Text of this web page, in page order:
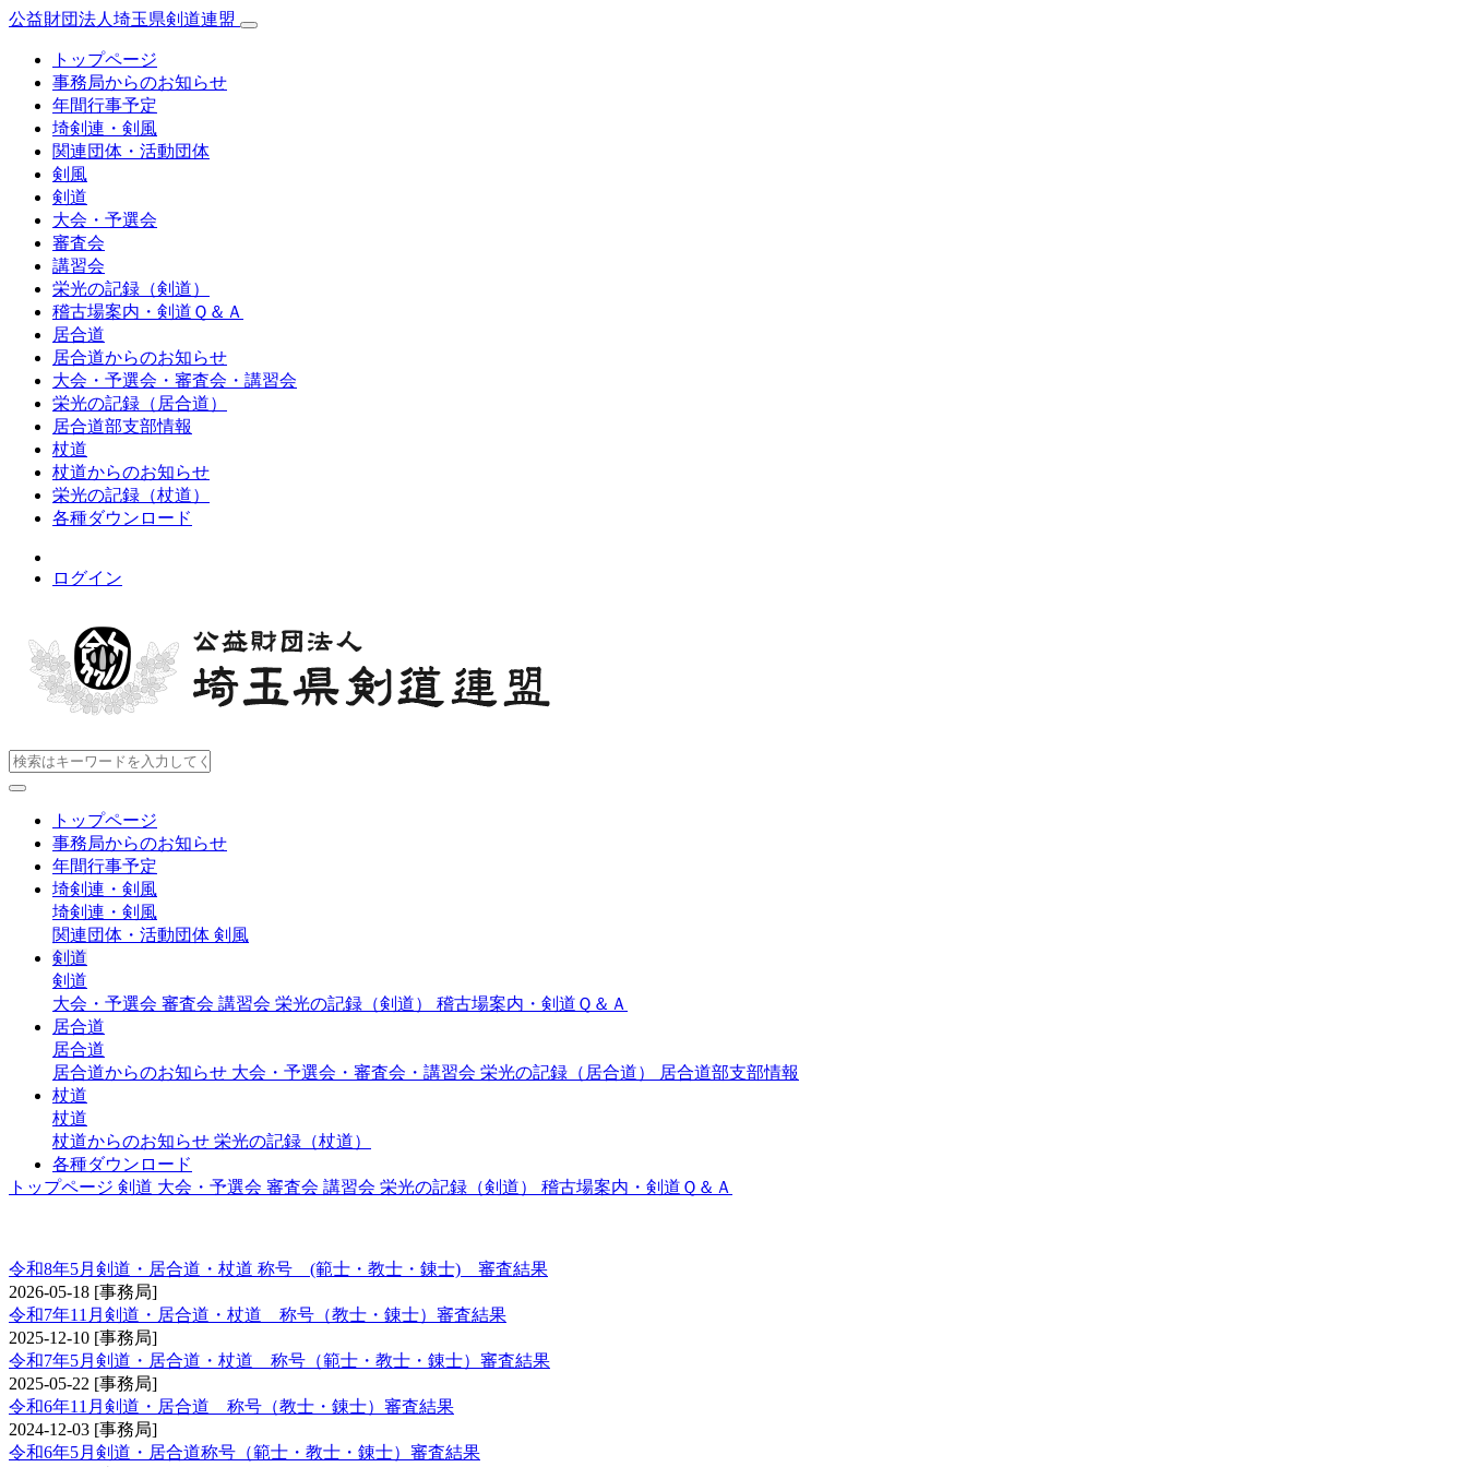
公益財団法人埼玉県剣道連盟
トップページ
事務局からのお知らせ
年間行事予定
埼剣連・剣風
関連団体・活動団体
剣風
剣道
大会・予選会
審査会
講習会
栄光の記録（剣道）
稽古場案内・剣道Ｑ＆Ａ
居合道
居合道からのお知らせ
大会・予選会・審査会・講習会
栄光の記録（居合道）
居合道部支部情報
杖道
杖道からのお知らせ
栄光の記録（杖道）
各種ダウンロード
ログイン
トップページ
事務局からのお知らせ
年間行事予定
埼剣連・剣風
埼剣連・剣風
関連団体・活動団体 剣風
剣道
剣道
大会・予選会 審査会 講習会 栄光の記録（剣道） 稽古場案内・剣道Ｑ＆Ａ
居合道
居合道
居合道からのお知らせ 大会・予選会・審査会・講習会 栄光の記録（居合道）
居合道部支部情報
杖道
杖道
杖道からのお知らせ 栄光の記録（杖道）
各種ダウンロード
トップページ 剣道 大会・予選会 審査会 講習会 栄光の記録（剣道） 稽古場案内・剣道Ｑ＆Ａ
令和8年5月剣道・居合道・杖道 称号 (範士・教士・錬士) 審査結果
2026-05-18 [事務局]
令和7年11月剣道・居合道・杖道 称号（教士・錬士）審査結果
2025-12-10 [事務局]
令和7年5月剣道・居合道・杖道 称号（範士・教士・錬士）審査結果
2025-05-22 [事務局]
令和6年11月剣道・居合道 称号（教士・錬士）審査結果
2024-12-03 [事務局]
令和6年5月剣道・居合道称号（範士・教士・錬士）審査結果